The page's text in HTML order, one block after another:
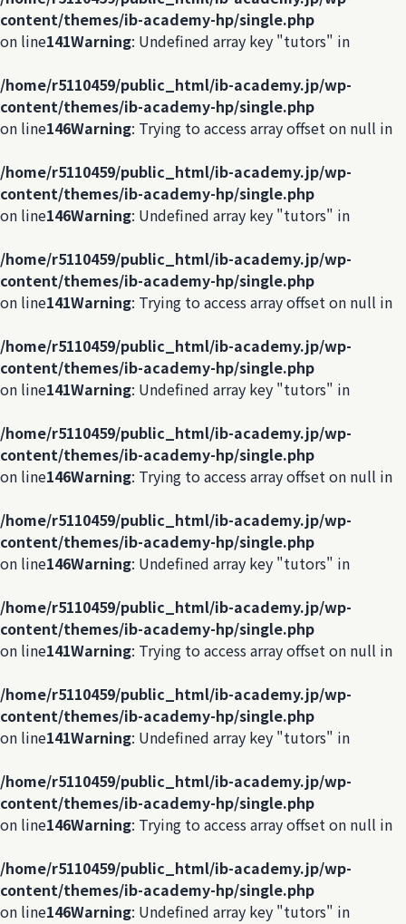
content/themes/ib-academy-hp/single.php
on line141Warning: Undefined array key "tutors" in
/home/r5110459/public_html/ib-academy.jp/wp-
content/themes/ib-academy-hp/single.php
on line146Warning: Trying to access array offset on null in
/home/r5110459/public_html/ib-academy.jp/wp-
content/themes/ib-academy-hp/single.php
on line146Warning: Undefined array key "tutors" in
/home/r5110459/public_html/ib-academy.jp/wp-
content/themes/ib-academy-hp/single.php
on line141Warning: Trying to access array offset on null in
/home/r5110459/public_html/ib-academy.jp/wp-
content/themes/ib-academy-hp/single.php
on line141Warning: Undefined array key "tutors" in
/home/r5110459/public_html/ib-academy.jp/wp-
content/themes/ib-academy-hp/single.php
on line146Warning: Trying to access array offset on null in
/home/r5110459/public_html/ib-academy.jp/wp-
content/themes/ib-academy-hp/single.php
on line146Warning: Undefined array key "tutors" in
/home/r5110459/public_html/ib-academy.jp/wp-
content/themes/ib-academy-hp/single.php
on line141Warning: Trying to access array offset on null in
/home/r5110459/public_html/ib-academy.jp/wp-
content/themes/ib-academy-hp/single.php
on line141Warning: Undefined array key "tutors" in
/home/r5110459/public_html/ib-academy.jp/wp-
content/themes/ib-academy-hp/single.php
on line146Warning: Trying to access array offset on null in
/home/r5110459/public_html/ib-academy.jp/wp-
content/themes/ib-academy-hp/single.php
on line146Warning: Undefined array key "tutors" in